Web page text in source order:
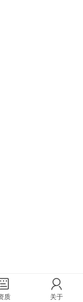
质 关于